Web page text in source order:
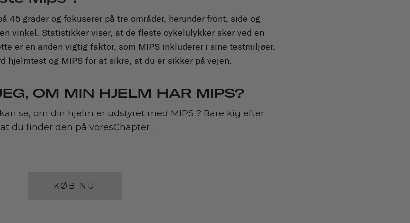
45 grader og fokuserer på tre områder, herunder front, side og
vinkel. Statistikker viser, at de fleste cykelulykker sker ved en
er en anden vigtig faktor, som MIPS inkluderer i sine testmiljøer.
hjelmtest og MIPS for at sikre, at du er sikker på vejen.
OM MIN HJELM HAR MIPS?
se, om din hjelm er udstyret med MIPS ? Bare kig efter
du finder den på voresChapter .
KØB NU